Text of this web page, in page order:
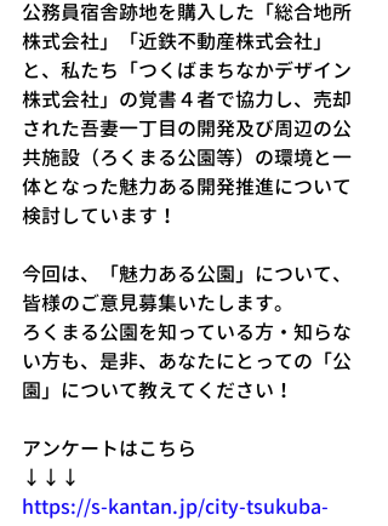
公務員宿舎跡地を購入した「総合地所
株式会社」「近鉄不動産株式会社」
と、私たち「つくばまちなかデザイン
株式会社」の覚書４者で協力し、売却
された吾妻一丁目の開発及び周辺の公
共施設（ろくまる公園等）の環境と一
体となった魅力ある開発推進について
検討しています！
今回は、「魅力ある公園」について、
皆様のご意見募集いたします。
ろくまる公園を知っている方・知らな
い方も、是非、あなたにとっての「公
園」について教えてください！
アンケートはこちら
↓↓↓
https://s-kantan.jp/city-tsukuba-